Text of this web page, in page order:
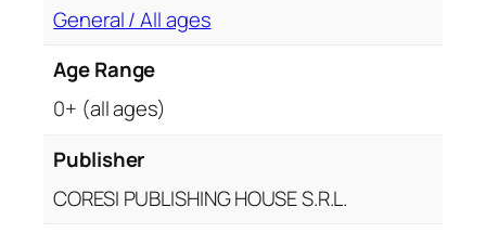
General / All ages
Age Range
0+ (all ages)
Publisher
CORESI PUBLISHING HOUSE S.R.L.